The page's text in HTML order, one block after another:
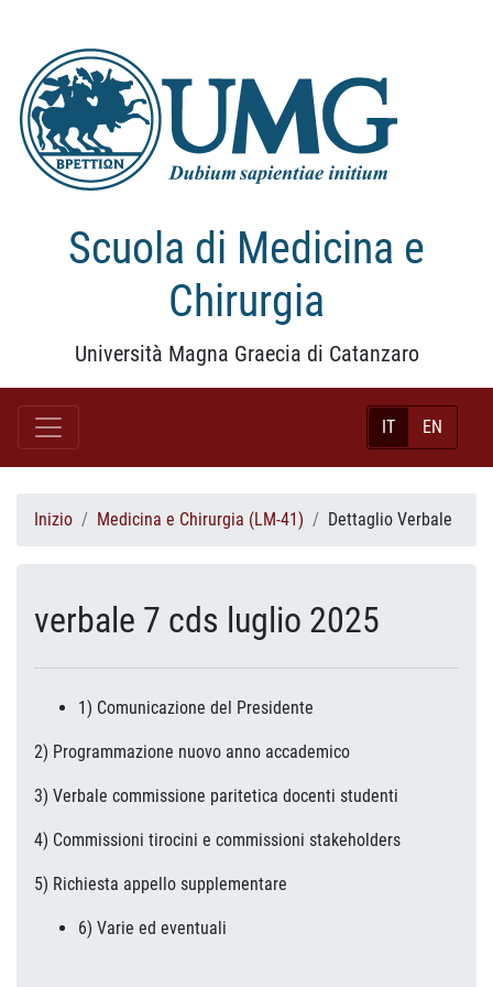
Scuola di Medicina e
Chirurgia
Università Magna Graecia di Catanzaro
IT EN
Inizio Medicina e Chirurgia (LM-41) Dettaglio Verbale
verbale 7 cds luglio 2025
1) Comunicazione del Presidente
2) Programmazione nuovo anno accademico
3) Verbale commissione paritetica docenti studenti
4) Commissioni tirocini e commissioni stakeholders
5) Richiesta appello supplementare
6) Varie ed eventuali